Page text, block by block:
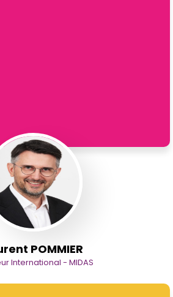
POMMIER
International - MIDAS